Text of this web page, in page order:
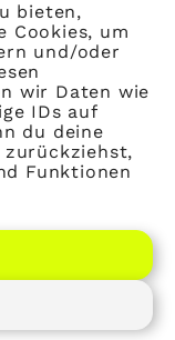
bieten,
Cookies, um
und/oder
wir Daten wie
IDs auf
du deine
Funktionen
e. V.